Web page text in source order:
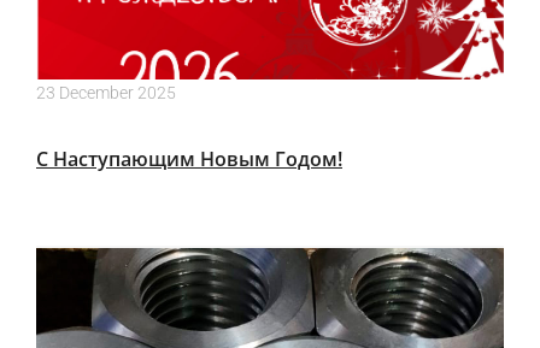
23 December 2025
С Наступающим Новым Годом!